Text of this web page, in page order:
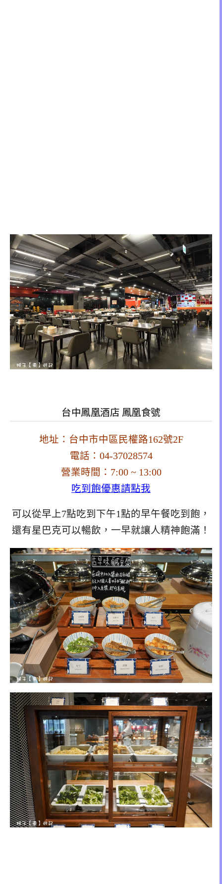
台中鳳凰酒店 鳳凰食號
地址：台中市中區民權路162號2F
電話：04-37028574
營業時間：7:00 ~ 13:00
吃到飽優惠請點我
可以從早上7點吃到下午1點的早午餐吃到飽，
還有星巴克可以暢飲，一早就讓人精神飽滿！